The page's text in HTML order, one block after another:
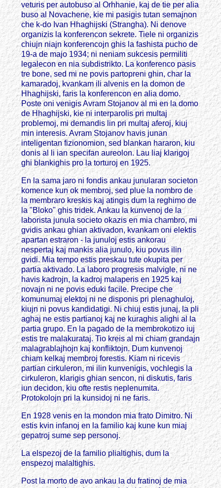
veturis per autobuso al Orhhanie, kaj de tie per alia
buso al Novachene, kie mi pasigis tutan semajnon
che k-do Ivan Hhaghijski (Strangha). Ni denove
organizis la konferencon sekrete. Tiele ni organizis
chiujn niajn konferencojn ghis la fashista pucho de
19-a de majo 1934; ni neniam sukcesis permiliti
legalecon en nia subdistrikto. La konferenco pasis
tre bone, sed mi ne povis partopreni ghin, char la
kamaradoj, kvankam ili alvenis en la domon de
Hhaghijski, faris la konferencon en alia domo.
Poste oni venigis Avram Stojanov al mi en la domo
de Hhaghijski, kie ni interparolis pri multaj
problemoj, mi demandis lin pri multaj aferoj, kiuj
min interesis. Avram Stojanov havis junan
inteligentan fizionomion, sed blankan hararon, kiu
donis al li ian specifan aureolon. Lau liaj klarigoj
ghi blankighis pro la torturoj en 1925.
En la sama jaro ni fondis ankau junularan societon
komence kun ok membroj, sed plue la nombro de
la membraro kreskis kaj atingis dum la reghimo de
la "Bloko" ghis tridek. Ankau la kunvenoj de la
laborista junula societo okazis en mia chambro, mi
gvidis ankau ghian aktivadon, kvankam oni elektis
apartan estraron - la junuloj estis ankorau
nespertaj kaj mankis alia junulo, kiu povus ilin
gvidi. Mia tempo estis preskau tute okupita per
partia aktivado. La laboro progresis malvigle, ni ne
havis kadrojn, la kadroj malaperis en 1925 kaj
novajn ni ne povis eduki facile. Precipe che
komunumaj elektoj ni ne disponis pri plenaghuloj,
kiujn ni povus kandidatigi. Ni chiuj estis junaj, la pli
aghaj ne estis partianoj kaj ne kuraghis alighi al la
partia grupo. En la pagado de la membrokotizo iuj
estis tre malakurataj. Tio kreis al mi chiam grandajn
malagrablajhojn kaj konfliktojn. Dum kunvenoj
chiam kelkaj membroj forestis. Kiam ni ricevis
partian cirkuleron, mi ilin kunvenigis, vochlegis la
cirkuleron, klarigis ghian sencon, ni diskutis, faris
iun decidon, kiu ofte restis neplenumita.
Protokolojn pri la kunsidoj ni ne faris.
En 1928 venis en la mondon mia frato Dimitro. Ni
estis kvin infanoj en la familio kaj kune kun miaj
gepatroj sume sep personoj.
La elspezoj de la familio plialtighis, dum la
enspezoj malaltighis.
Post la morto de avo ankau la du fratinoj de mia